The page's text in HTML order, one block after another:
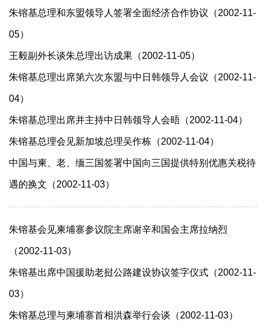
朱镕基总理和东盟领导人签署全面经济合作协议（2002-11-
05）
王毅副外长谈朱总理出访成果（2002-11-05）
朱镕基总理出席第六次东盟与中日韩领导人会议（2002-11-
04）
朱镕基总理出席并主持中日韩领导人会晤（2002-11-04）
朱镕基总理会见新加坡总理吴作栋（2002-11-04）
中国与柬、老、缅三国签署中国向三国提供特别优惠关税待
遇的换文（2002-11-03）
朱镕基会见柬埔寨参议院主席谢辛和国会主席拉纳烈
（2002-11-03）
朱镕基出席中国援助老挝公路建设协议签字仪式（2002-11-
03）
朱镕基总理与柬埔寨首相洪森举行会谈（2002-11-03）